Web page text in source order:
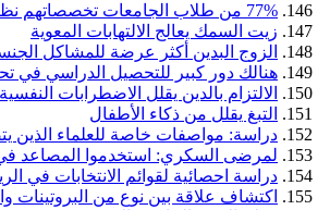
77% من طلاب الجامعات تخصصاتهم نظرية!
زيت السمك يعالج الالتهابات المعوية
الزوج البدين أكثر عرضة للمشاكل
هنالك دور كبير للتحصيل الدراسي في
الالتزام بالدين يقلل الاضطرابات النفسية
التبغ يقلل من ذكاء الأطفال
دراسة: مواصفات خاصة للعلماء
لمرضى السكري: استخدموا المصاعد في
دراسة احصائية لقوائم الانتخابات في
اكتشاف علاقة بين نوع من البروتينات